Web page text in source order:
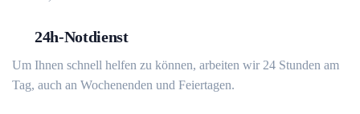
24h-Notdienst
Um Ihnen schnell helfen zu können, arbeiten wir 24 Stunden am
Tag, auch an Wochenenden und Feiertagen.